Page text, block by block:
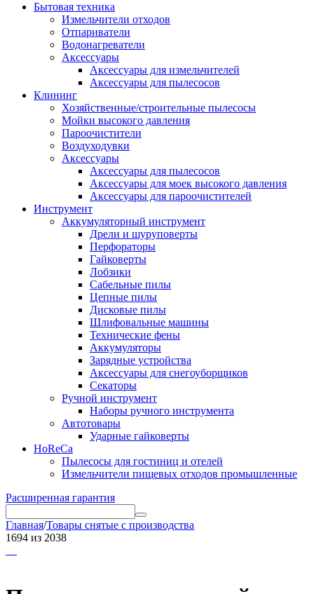
Бытовая техника
Измельчители отходов
Отпариватели
Водонагреватели
Аксессуары
Аксессуары для измельчителей
Аксессуары для пылесосов
Клининг
Хозяйственные/строительные пылесосы
Мойки высокого давления
Пароочистители
Воздуходувки
Аксессуары
Аксессуары для пылесосов
Аксессуары для моек высокого давления
Аксессуары для пароочистителей
Инструмент
Аккумуляторный инструмент
Дрели и шуруповерты
Перфораторы
Гайковерты
Лобзики
Сабельные пилы
Цепные пилы
Дисковые пилы
Шлифовальные машины
Технические фены
Аккумуляторы
Зарядные устройства
Аксессуары для снегоуборщиков
Секаторы
Ручной инструмент
Наборы ручного инструмента
Автотовары
Ударные гайковерты
HoReCa
Пылесосы для гостиниц и отелей
Измельчители пищевых отходов промышленные
Расширенная гарантия
Главная/Товары снятые с производства
1694 из 2038